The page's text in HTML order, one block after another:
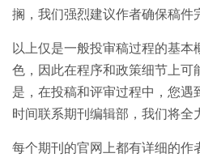
搁，我们强烈建议作者确保稿件
以上仅是一般投审稿过程的基
色，因此在程序和政策细节上可
是，在投稿和评审过程中，您
时间联系期刊编辑部，我们将全
每个期刊的官网上都有详细的作